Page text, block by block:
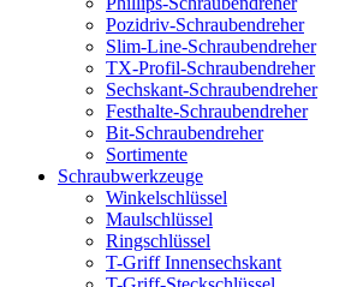
Pozidriv-Schraubendreher
Slim-Line-Schraubendreher
TX-Profil-Schraubendreher
Sechskant-Schraubendreher
Festhalte-Schraubendreher
Bit-Schraubendreher
Sortimente
Schraubwerkzeuge
Winkelschlüssel
Maulschlüssel
Ringschlüssel
T-Griff Innensechskant